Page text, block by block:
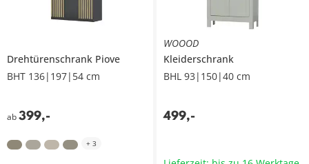
Drehtürenschrank Piove
BHT 136|197|54 cm
ab399,-
+ 3
WOOOD
Kleiderschrank
BHL 93|150|40 cm
499,-